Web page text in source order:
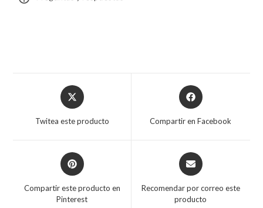
Twitea este producto Compartir en Facebook
Compartir este producto en
Pinterest
Recomendar por correo este
producto